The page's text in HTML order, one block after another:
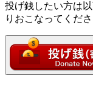
投げ銭したい方は
りおこなってくださ